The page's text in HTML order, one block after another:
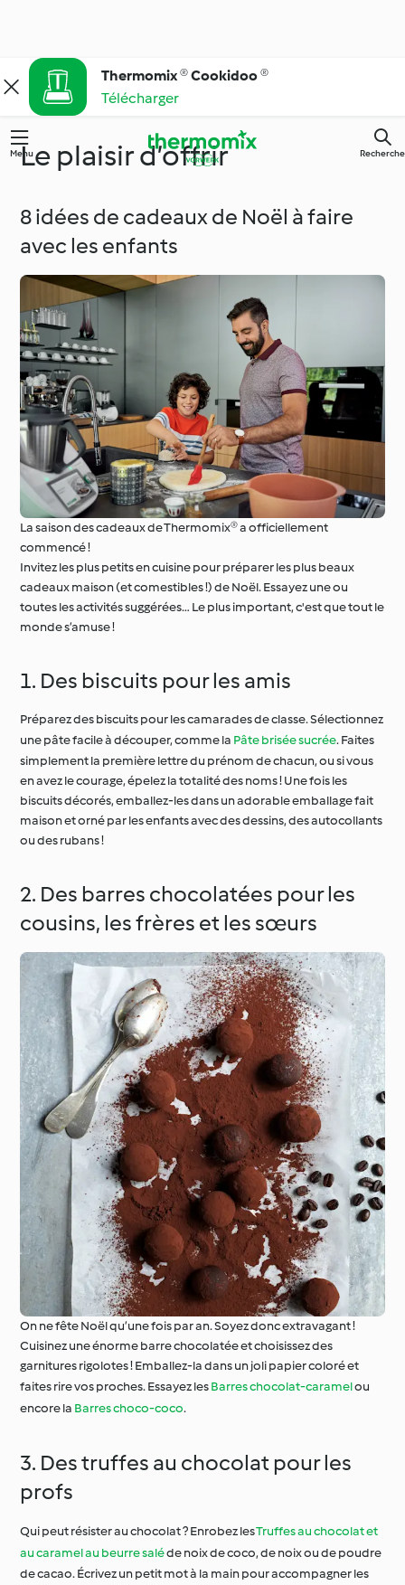
Thermomix ® Cookidoo ®
Télécharger
Menu Recherche
Le plaisir d’offrir
8 idées de cadeaux de Noël à faire
avec les enfants
La saison des cadeaux de Thermomix® a officiellement
commencé !
Invitez les plus petits en cuisine pour préparer les plus beaux
cadeaux maison (et comestibles !) de Noël. Essayez une ou
toutes les activités suggérées… Le plus important, c'est que tout le
monde s’amuse !
1. Des biscuits pour les amis
Préparez des biscuits pour les camarades de classe. Sélectionnez
une pâte facile à découper, comme la Pâte brisée sucrée. Faites
simplement la première lettre du prénom de chacun, ou si vous
en avez le courage, épelez la totalité des noms ! Une fois les
biscuits décorés, emballez-les dans un adorable emballage fait
maison et orné par les enfants avec des dessins, des autocollants
ou des rubans !
2. Des barres chocolatées pour les
cousins, les frères et les sœurs
On ne fête Noël qu’une fois par an. Soyez donc extravagant !
Cuisinez une énorme barre chocolatée et choisissez des
garnitures rigolotes ! Emballez-la dans un joli papier coloré et
faites rire vos proches. Essayez lesBarres chocolat-caramelou
encore la Barres choco-coco.
3. Des truffes au chocolat pour les
profs
Qui peut résister au chocolat ? Enrobez lesTruffes au chocolat et
au caramel au beurre saléde noix de coco, de noix ou de poudre
de cacao. Écrivez un petit mot à la main pour accompagner les